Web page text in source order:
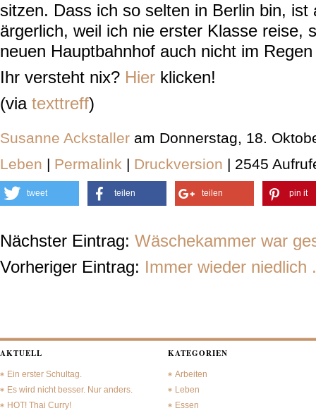
sitzen. Dass ich so selten in Berlin bin, ist
ärgerlich, weil ich nie erster Klasse reise,
neuen Hauptbahnhof auch nicht im
Ihr versteht nix? Hier klicken!
(via texttreff)
Susanne Ackstaller am Donnerstag, 18.
Leben | Permalink | Druckversion | 2545
tweet teilen teilen pin it
Nächster Eintrag: Wäschekammer war
Vorheriger Eintrag: Immer wieder niedlich
AKTUELL
Ein erster Schultag.
Es wird nicht besser. Nur anders.
HOT! Thai Curry!
KATEGORIEN
Arbeiten
Leben
Essen